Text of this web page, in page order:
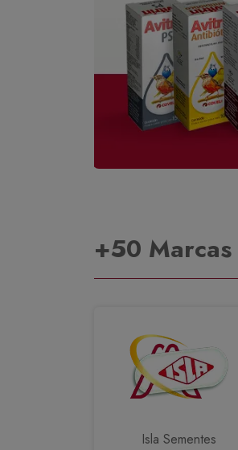
+50
Isla Sementes